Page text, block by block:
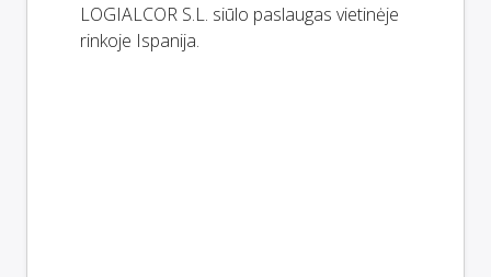
LOGIALCOR S.L. siūlo paslaugas vietinėje
rinkoje Ispanija.